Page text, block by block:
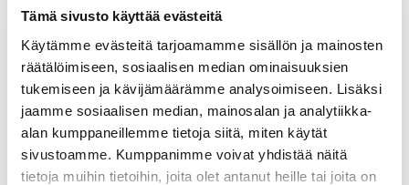
Tämä sivusto käyttää evästeitä
Käytämme evästeitä tarjoamamme sisällön ja mainosten
räätälöimiseen, sosiaalisen median ominaisuuksien
tukemiseen ja kävijämäärämme analysoimiseen. Lisäksi
jaamme sosiaalisen median, mainosalan ja analytiikka-
alan kumppaneillemme tietoja siitä, miten käytät
sivustoamme. Kumppanimme voivat yhdistää näitä
tietoja muihin tietoihin, joita olet antanut heille tai joita on
Sijoita tunniste suoraan kuvaan, videoon tai
ääneen
Huolehdi, että tunniste säilyy myös jaettaessa
Älä luota pelkkään alustan omaan
merkintätoimintoon